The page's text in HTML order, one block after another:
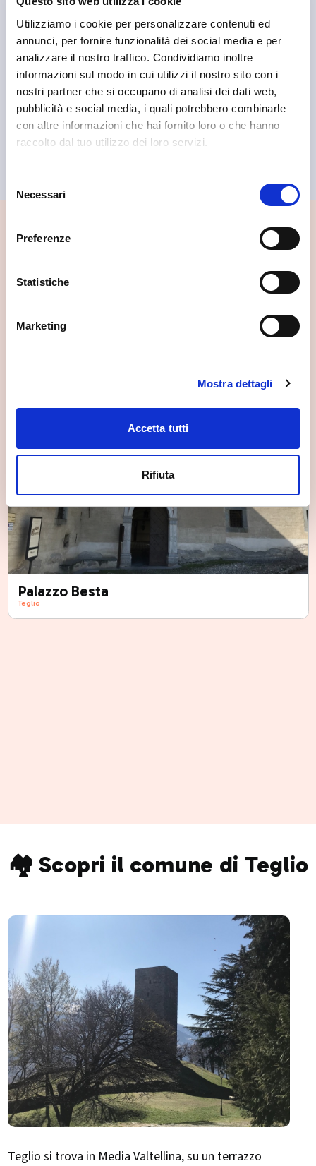
Utilizziamo i cookie per personalizzare contenuti ed
annunci, per fornire funzionalità dei social media e per
analizzare il nostro traffico. Condividiamo inoltre
informazioni sul modo in cui utilizzi il nostro sito con i
nostri partner che si occupano di analisi dei dati web,
pubblicità e social media, i quali potrebbero combinarle
con altre informazioni che hai fornito loro o che hanno
raccolto dal tuo utilizzo dei loro servizi.
delNecessari
Preferenze
Statistiche
Marketing
Mostra dettagli
Accetta tutti
Rifiuta
Teglio
📍 Cosa vedere nei dintorni
Se vuoi scoprire di più su questa zona, qui trovi altri
spunti utili.
Palazzo Besta
Teglio
🏘️ Scopri il comune di Teglio
Teglio si trova in Media Valtellina, su un terrazzo